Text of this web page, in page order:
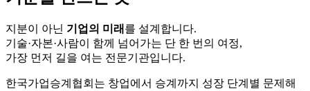
지분이 아닌 기업의 미래 를 설계합니다.
기술·자본·사람이 함께 넘어가는 단 한 번의 여정,
가장 먼저 길을 여는 전문기관입니다.
한국가업승계협회는 창업에서 승계까지 성장 단계별 문제해